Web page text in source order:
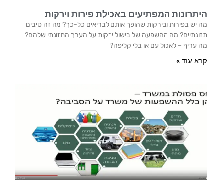
היתרונות המפתיעים באכילת פירות וירקות
מה יש בפירות ובירקות שהופך אותם לבריאים כל-כך? מה זה סיבים
תזונתיים? מה ההשפעה של בישול ירקות על הערך התזונתי שלהם?
מה עדיף – לאכול עם או בלי קליפה?
קרא עוד »